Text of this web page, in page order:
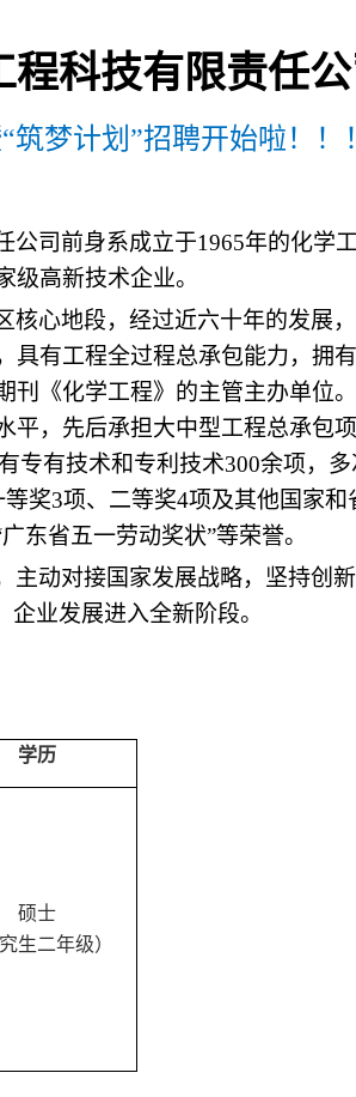
程科技有限责任
“筑梦计划 ”招聘开始啦！！！
公司前身系成立于1965年的化学
级高新技术企业。
核心地段，经过近六十年的发展
有工程全过程总承包能力，拥
《化学工程》的主管主办单位
，先后承担大中型工程总承包
专有技术和专利技术300余项，
奖3项、二等奖4项及其他国家和
广东省五一劳动奖状”等荣誉。
主动对接国家发展战略，坚持创
业发展进入全新阶段。
学历
硕士
生二年级）